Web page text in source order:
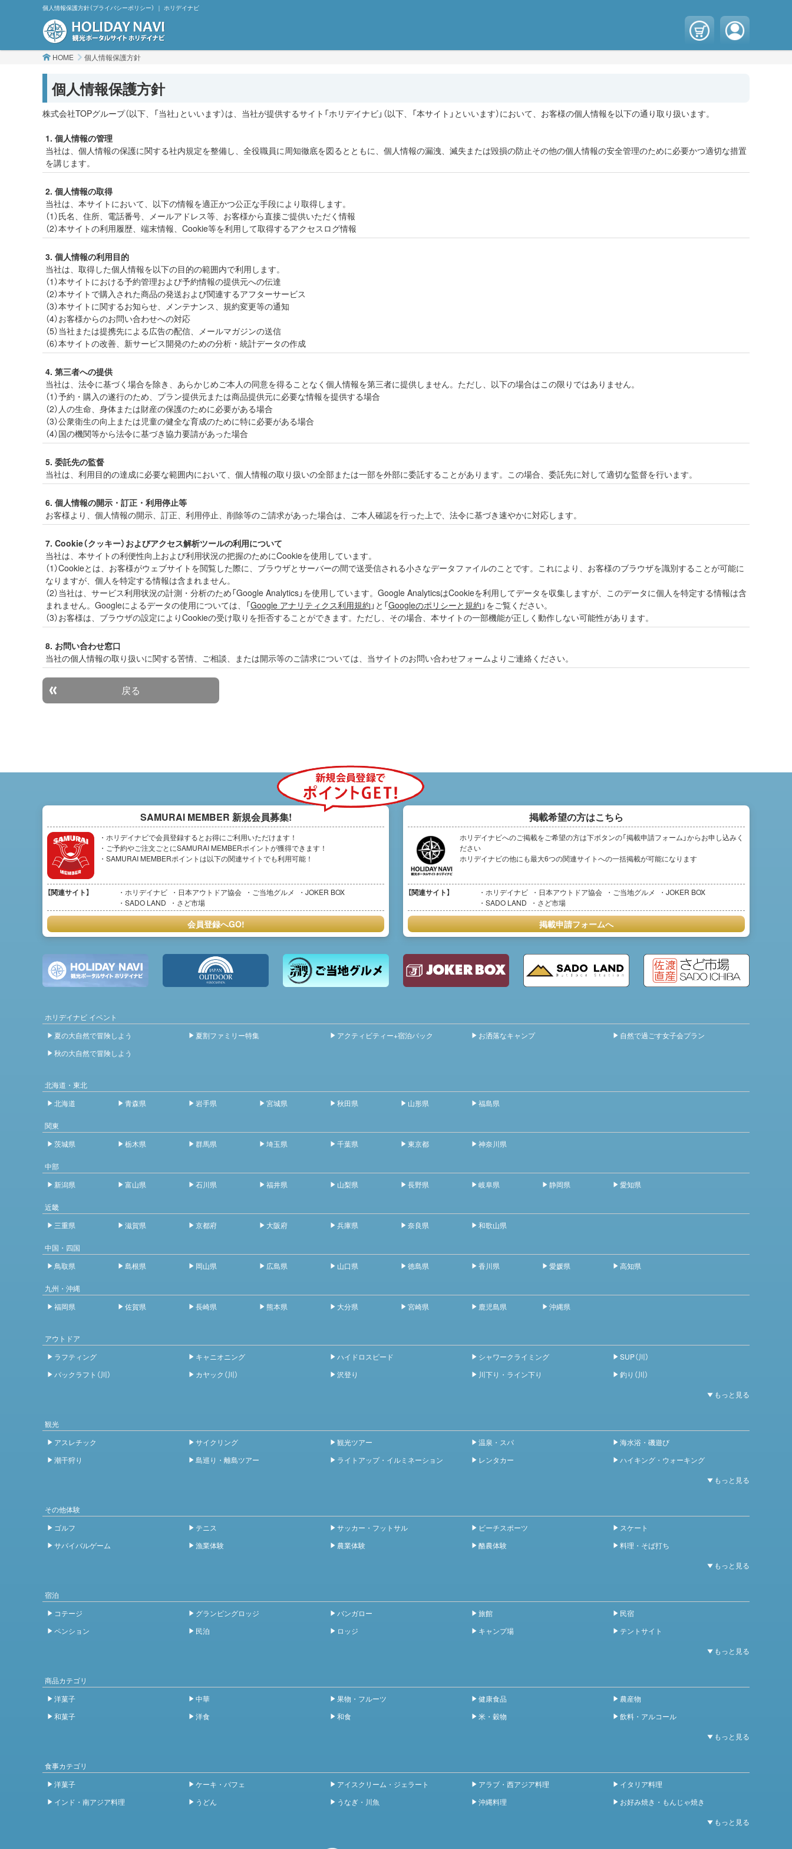
個人情報保護方針（プライバシーポリシー） ｜ ホリデイナビ
HOME 個人情報保護方針
個人情報保護方針
株式会社TOPグループ（以下、「当社」といいます）は、当社が提供するサイト「ホリデイナビ」（以下、「本サイト」といいます）において、お客様の個人情報を以下の通り取り扱います。
1. 個人情報の管理
当社は、個人情報の保護に関する社内規定を整備し、全役職員に周知徹底を図るとともに、個人情報の漏洩、滅失または毀損の防止その他の個人情報の安全管理のために必要かつ適切な措置
を講じます。
2. 個人情報の取得
当社は、本サイトにおいて、以下の情報を適正かつ公正な手段により取得します。
（1）氏名、住所、電話番号、メールアドレス等、お客様から直接ご提供いただく情報
（2）本サイトの利用履歴、端末情報、Cookie等を利用して取得するアクセスログ情報
3. 個人情報の利用目的
当社は、取得した個人情報を以下の目的の範囲内で利用します。
（1）本サイトにおける予約管理および予約情報の提供元への伝達
（2）本サイトで購入された商品の発送および関連するアフターサービス
（3）本サイトに関するお知らせ、メンテナンス、規約変更等の通知
（4）お客様からのお問い合わせへの対応
（5）当社または提携先による広告の配信、メールマガジンの送信
（6）本サイトの改善、新サービス開発のための分析・統計データの作成
4. 第三者への提供
当社は、法令に基づく場合を除き、あらかじめご本人の同意を得ることなく個人情報を第三者に提供しません。ただし、以下の場合はこの限りではありません。
（1）予約・購入の遂行のため、プラン提供元または商品提供元に必要な情報を提供する場合
（2）人の生命、身体または財産の保護のために必要がある場合
（3）公衆衛生の向上または児童の健全な育成のために特に必要がある場合
（4）国の機関等から法令に基づき協力要請があった場合
5. 委託先の監督
当社は、利用目的の達成に必要な範囲内において、個人情報の取り扱いの全部または一部を外部に委託することがあります。この場合、委託先に対して適切な監督を行います。
6. 個人情報の開示・訂正・利用停止等
お客様より、個人情報の開示、訂正、利用停止、削除等のご請求があった場合は、ご本人確認を行った上で、法令に基づき速やかに対応します。
7. Cookie（クッキー）およびアクセス解析ツールの利用について
当社は、本サイトの利便性向上および利用状況の把握のためにCookieを使用しています。
（1）Cookieとは、お客様がウェブサイトを閲覧した際に、ブラウザとサーバーの間で送受信される小さなデータファイルのことです。これにより、お客様のブラウザを識別することが可能に
なりますが、個人を特定する情報は含まれません。
（2）当社は、サービス利用状況の計測・分析のため「Google Analytics」を使用しています。Google AnalyticsはCookieを利用してデータを収集しますが、このデータに個人を特定する情報は含
まれません。Googleによるデータの使用については、「Google アナリティクス利用規約 」と「Googleのポリシーと規約 」をご覧ください。
（3）お客様は、ブラウザの設定によりCookieの受け取りを拒否することができます。ただし、その場合、本サイトの一部機能が正しく動作しない可能性があります。
8. お問い合わせ窓口
当社の個人情報の取り扱いに関する苦情、ご相談、または開示等のご請求については、当サイトのお問い合わせフォームよりご連絡ください。
戻る
SAMURAI MEMBER 新規会員募集!
・ホリデイナビで会員登録するとお得にご利用いただけます！
・ご予約やご注文ごとにSAMURAI MEMBERポイントが獲得できます！
・SAMURAI MEMBERポイントは以下の関連サイトでも利用可能！
【関連サイト】 ホリデイナビ 日本アウトドア協会 ご当地グルメ
JOKER BOX
SADO LAND
さど市場
会員登録へGO!
掲載希望の方はこちら
ホリデイナビへのご掲載をご希望の方は下ボタンの「掲載申請フォーム」からお申し込みく
ださい
ホリデイナビの他にも最大6つの関連サイトへの一括掲載が可能になります
【関連サイト】 ホリデイナビ 日本アウトドア協会 ご当地グルメ
JOKER BOX
SADO LAND
さど市場
掲載申請フォームへ
ホリデイナビ イベント
夏の大自然で冒険しよう
夏割ファミリー特集 アクティビティー+宿泊パック お洒落なキャンプ
自然で過ごす女子会プラン
秋の大自然で冒険しよう
北海道・東北
北海道
青森県 岩手県 宮城県 秋田県 山形県 福島県
関東
茨城県
栃木県 群馬県 埼玉県 千葉県 東京都 神奈川県
中部
新潟県
富山県 石川県 福井県 山梨県 長野県 岐阜県 静岡県 愛知県
近畿
三重県
滋賀県 京都府 大阪府 兵庫県 奈良県 和歌山県
中国・四国
鳥取県
島根県 岡山県 広島県 山口県 徳島県 香川県 愛媛県 高知県
九州・沖縄
福岡県
佐賀県 長崎県 熊本県 大分県 宮崎県 鹿児島県 沖縄県
アウトドア
ラフティング
キャニオニング ハイドロスピード シャワークライミング
SUP（川）
パックラフト（川）
カヤック（川） 沢登り 川下り・ライン下り 釣り（川）
観光
アスレチック
サイクリング 観光ツアー 温泉・スパ
海水浴・磯遊び
潮干狩り
島巡り・離島ツアー ライトアップ・イルミネーション レンタカー ハイキング・ウォーキング
その他体験
ゴルフ
テニス サッカー・フットサル ビーチスポーツ
スケート
サバイバルゲーム
漁業体験 農業体験 酪農体験 料理・そば打ち
宿泊
コテージ
グランピングロッジ バンガロー 旅館
民宿
ペンション
民泊 ロッジ キャンプ場 テントサイト
商品カテゴリ
洋菓子
中華 果物・フルーツ 健康食品
農産物
和菓子
洋食 和食 米・穀物 飲料・アルコール
食事カテゴリ
洋菓子
ケーキ・パフェ アイスクリーム・ジェラート アラブ・西アジア料理
イタリア料理
インド・南アジア料理
うどん うなぎ・川魚 沖縄料理 お好み焼き・もんじゃ焼き